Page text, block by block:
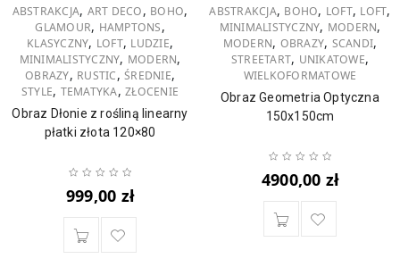
ABSTRAKCJA, ART DECO, BOHO,
GLAMOUR, HAMPTONS,
KLASYCZNY, LOFT, LUDZIE,
MINIMALISTYCZNY, MODERN,
OBRAZY, RUSTIC, ŚREDNIE,
STYLE, TEMATYKA,ZŁOCENIE
Obraz Dłonie z rośliną linearny
płatki złota 120×80
999,00 zł
ABSTRAKCJA, BOHO, LOFT, LOFT,
MINIMALISTYCZNY, MODERN,
MODERN, OBRAZY, SCANDI,
STREETART, UNIKATOWE,
WIELKOFORMATOWE
Obraz Geometria Optyczna
150x150cm
4900,00 zł